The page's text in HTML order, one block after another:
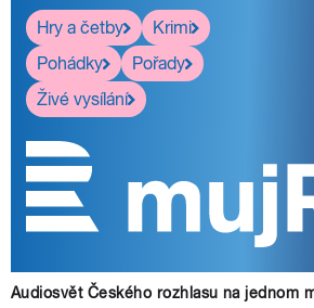
Hry a četby
Krimi
Pohádky
Pořady
Živé vysílání
Audiosvět Českého rozhlasu na jednom